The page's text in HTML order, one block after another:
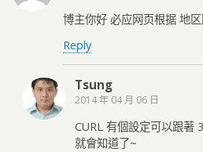
博主你好 必应网页根据 地
Reply
Tsung
2014 年 04 月 06 日
CURL 有個設定可以跟著
就會知道了~